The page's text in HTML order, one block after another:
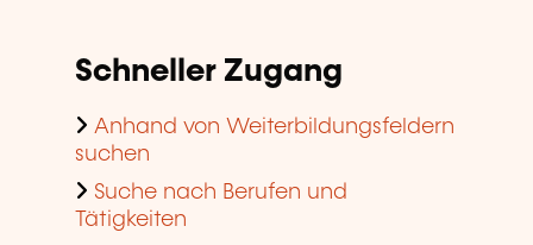
Schneller Zugang
Anhand von Weiterbildungsfeldern
suchen
Suche nach Berufen und
Tätigkeiten